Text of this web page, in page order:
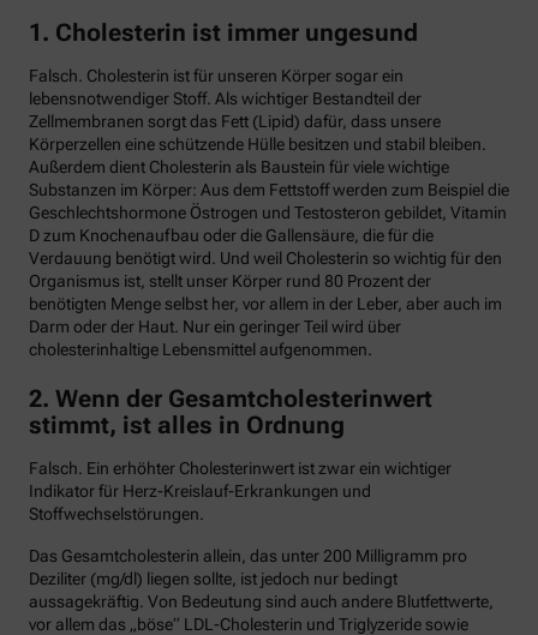
1. Cholesterin ist immer ungesund
Falsch. Cholesterin ist für unseren Körper sogar ein
lebensnotwendiger Stoff. Als wichtiger Bestandteil der
Zellmembranen sorgt das Fett (Lipid) dafür, dass unsere
Körperzellen eine schützende Hülle besitzen und stabil bleiben.
Außerdem dient Cholesterin als Baustein für viele wichtige
Substanzen im Körper: Aus dem Fettstoff werden zum Beispiel die
Geschlechtshormone Östrogen und Testosteron gebildet, Vitamin
D zum Knochenaufbau oder die Gallensäure, die für die
Verdauung benötigt wird. Und weil Cholesterin so wichtig für den
Organismus ist, stellt unser Körper rund 80 Prozent der
benötigten Menge selbst her, vor allem in der Leber, aber auch im
Darm oder der Haut. Nur ein geringer Teil wird über
cholesterinhaltige Lebensmittel aufgenommen.
2. Wenn der Gesamtcholesterinwert
stimmt, ist alles in Ordnung
Falsch. Ein erhöhter Cholesterinwert ist zwar ein wichtiger
Indikator für Herz-Kreislauf-Erkrankungen und
Stoffwechselstörungen.
Das Gesamtcholesterin allein, das unter 200 Milligramm pro
Deziliter (mg/dl) liegen sollte, ist jedoch nur bedingt
aussagekräftig. Von Bedeutung sind auch andere Blutfettwerte,
vor allem das „böse“ LDL-Cholesterin und Triglyzeride sowie